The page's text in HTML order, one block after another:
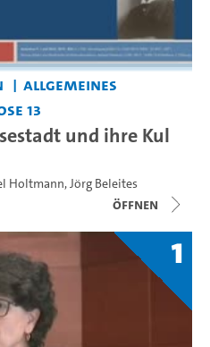
Allgemeines
13
und ihre Kul
Holtmann,Jörg Beleites
Öffnen
1